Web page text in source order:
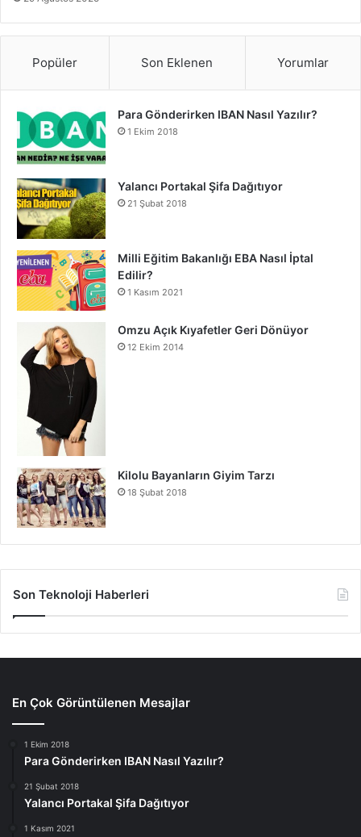
Popüler Son Eklenen Yorumlar
Para Gönderirken IBAN Nasıl Yazılır?
1 Ekim 2018
Yalancı Portakal Şifa Dağıtıyor
21 Şubat 2018
Milli Eğitim Bakanlığı EBA Nasıl İptal
Edilir?
1 Kasım 2021
Omzu Açık Kıyafetler Geri Dönüyor
12 Ekim 2014
Kilolu Bayanların Giyim Tarzı
18 Şubat 2018
Son Teknoloji Haberleri
En Çok Görüntülenen Mesajlar
1 Ekim 2018
Para Gönderirken IBAN Nasıl Yazılır?
21 Şubat 2018
Yalancı Portakal Şifa Dağıtıyor
1 Kasım 2021